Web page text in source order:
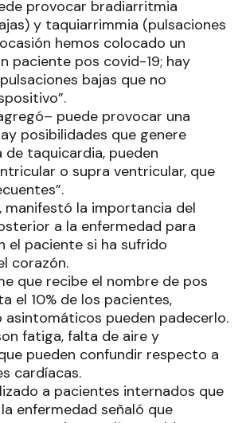
provocar bradiarritmia
y taquiarrimmia (pulsaciones
hemos colocado un
paciente pos covid-19; hay
bajas que no
puede provocar una
posibilidades que genere
de taquicardia, pueden
o supra ventricular, que
manifestó la importancia del
a la enfermedad para
el paciente si ha sufrido
corazón.
que recibe el nombre de pos
el 10% de los pacientes,
pueden padecerlo.
fatiga, falta de aire y
pueden confundir respecto a
cardíacas.
a pacientes internados que
enfermedad señaló que